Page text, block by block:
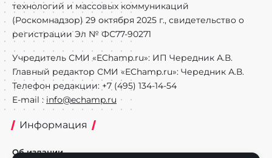
технологий и массовых коммуникаций
(Роскомнадзор) 29 октября 2025 г., свидетельство о
регистрации Эл № ФС77-90271
Учредитель СМИ «EChamp.ru»: ИП Чередник А.В.
Главный редактор СМИ «EChamp.ru»: Чередник А.В.
Телефон редакции: +7 (495) 134-14-54
E-mail : info@echamp.ru
Информация
Об издании